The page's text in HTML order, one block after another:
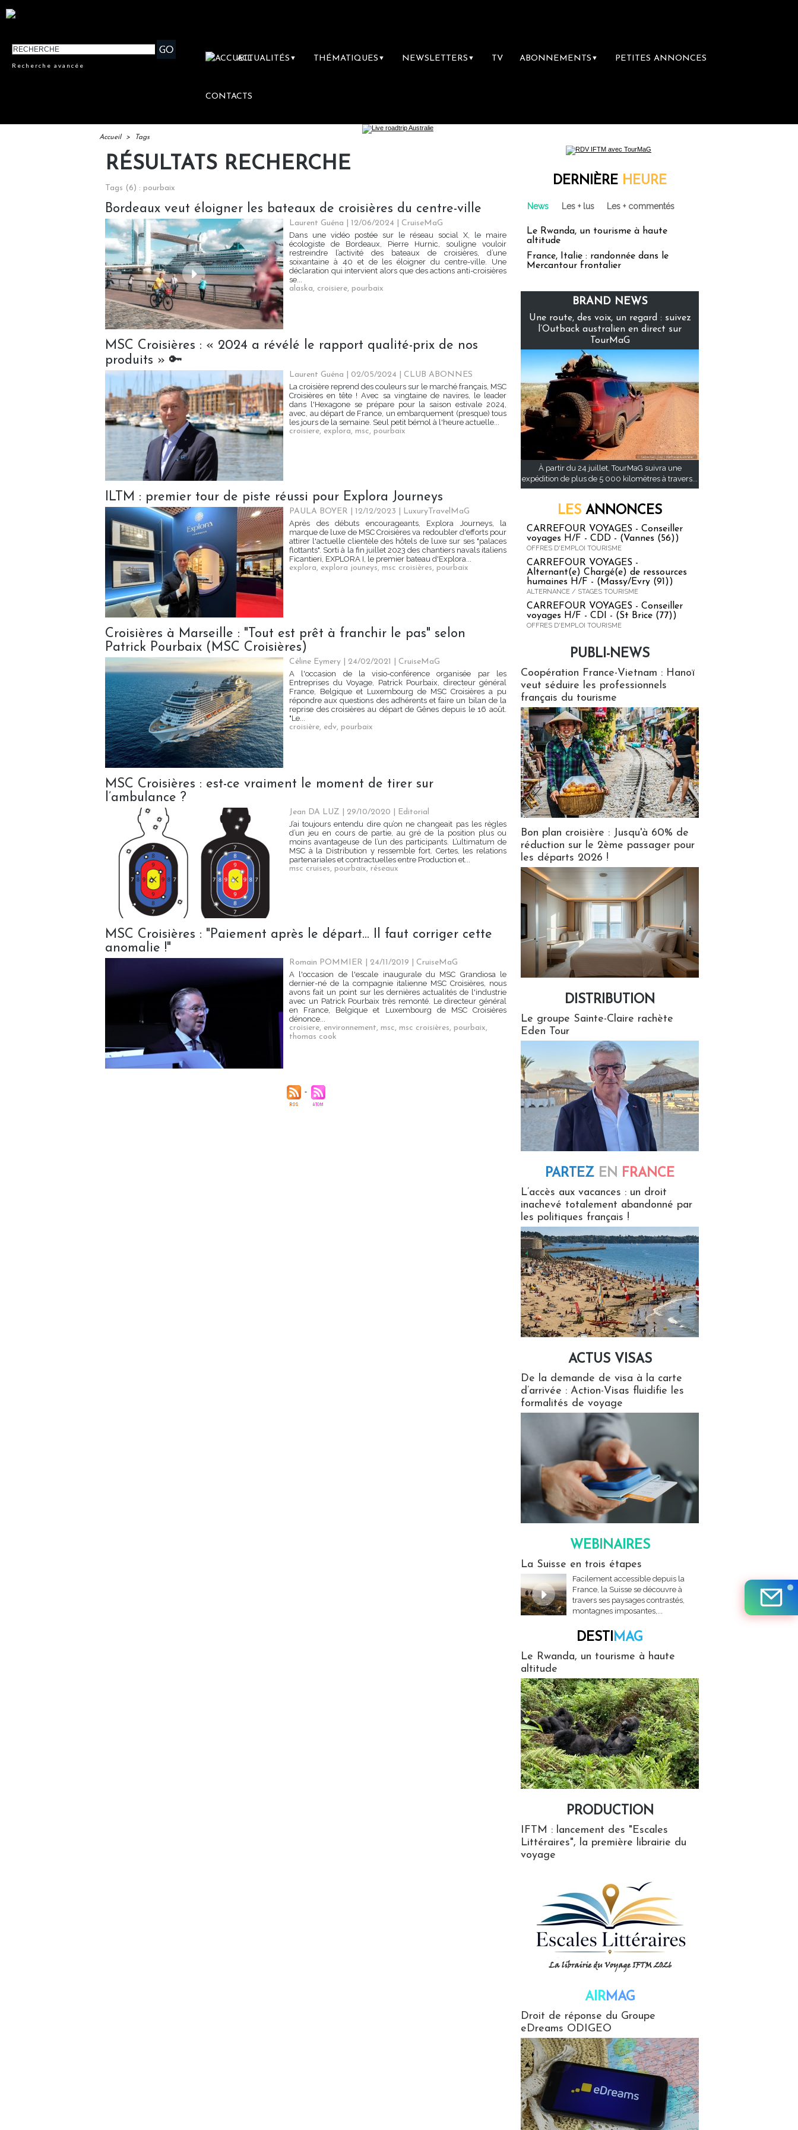
Recherche avancée
ACTUALITÉS ▼ THÉMATIQUES ▼ NEWSLETTERS ▼ TV ABONNEMENTS ▼ PETITES ANNONCES
CONTACTS
Accueil > Tags
RÉSULTATS RECHERCHE
Tags (6) : pourbaix
Bordeaux veut éloigner les bateaux de croisières du centre-ville
Laurent Guéna | 12/06/2024
CruiseMaG
Dans une vidéo postée sur le réseau social X, le maire
écologiste de Bordeaux, Pierre Hurnic, souligne vouloir
restreindre l’activité des bateaux de croisières, d’une
soixantaine à 40 et de les éloigner du centre-ville. Une
déclaration qui intervient alors que des actions anti-croisières
se...
alaska, croisiere, pourbaix
MSC Croisières : « 2024 a révélé le rapport qualité-prix de nos
produits » 🔑
Laurent Guéna | 02/05/2024
CLUB ABONNES
La croisière reprend des couleurs sur le marché français, MSC
Croisières en tête ! Avec sa vingtaine de navires, le leader
dans l'Hexagone se prépare pour la saison estivale 2024,
avec, au départ de France, un embarquement (presque) tous
les jours de la semaine. Seul petit bémol à l'heure actuelle...
croisiere, explora, msc, pourbaix
ILTM : premier tour de piste réussi pour Explora Journeys
PAULA BOYER | 12/12/2023
LuxuryTravelMaG
Après des débuts encourageants, Explora Journeys, la
marque de luxe de MSC Croisières va redoubler d'efforts pour
attirer l'actuelle clientèle des hôtels de luxe sur ses "palaces
flottants". Sorti à la fin juillet 2023 des chantiers navals italiens
Ficantieri, EXPLORA I, le premier bateau d'Explora...
explora, explora jouneys, msc croisières, pourbaix
Croisières à Marseille : "Tout est prêt à franchir le pas" selon
Patrick Pourbaix (MSC Croisières)
Céline Eymery | 24/02/2021
CruiseMaG
A l'occasion de la visio-conférence organisée par les
Entreprises du Voyage, Patrick Pourbaix, directeur général
France, Belgique et Luxembourg de MSC Croisières a pu
répondre aux questions des adhérents et faire un bilan de la
reprise des croisières au départ de Gênes depuis le 16 août.
"Le...
croisière, edv, pourbaix
MSC Croisières : est-ce vraiment le moment de tirer sur
l’ambulance ?
Jean DA LUZ | 29/10/2020
Editorial
J’ai toujours entendu dire qu’on ne changeait pas les règles
d’un jeu en cours de partie, au gré de la position plus ou
moins avantageuse de l’un des participants. L’ultimatum de
MSC à la Distribution y ressemble fort. Certes, les relations
partenariales et contractuelles entre Production et...
msc cruises, pourbaix, réseaux
MSC Croisières : "Paiement après le départ... Il faut corriger cette
anomalie !"
Romain POMMIER | 24/11/2019
CruiseMaG
A l'occasion de l'escale inaugurale du MSC Grandiosa le
dernier-né de la compagnie italienne MSC Croisières, nous
avons fait un point sur les dernières actualités de l'industrie
avec un Patrick Pourbaix très remonté. Le directeur général
en France, Belgique et Luxembourg de MSC Croisières
dénonce...
croisiere, environnement, msc, msc croisières, pourbaix,
thomas cook
DERNIÈRE HEURE
News Les + lus Les + commentés
Le Rwanda, un tourisme à haute
altitude
France, Italie : randonnée dans le
Mercantour frontalier
BRAND NEWS
Une route, des voix, un regard : suivez
l’Outback australien en direct sur
TourMaG
À partir du 24 juillet, TourMaG suivra une
expédition de plus de 5 000 kilomètres à travers...
LES ANNONCES
CARREFOUR VOYAGES - Conseiller
voyages H/F - CDD - (Vannes (56))
OFFRES D'EMPLOI TOURISME
CARREFOUR VOYAGES -
Alternant(e) Chargé(e) de ressources
humaines H/F - (Massy/Evry (91))
ALTERNANCE / STAGES TOURISME
CARREFOUR VOYAGES - Conseiller
voyages H/F - CDI - (St Brice (77))
OFFRES D'EMPLOI TOURISME
PUBLI-NEWS
Coopération France-Vietnam : Hanoï
veut séduire les professionnels
français du tourisme
Bon plan croisière : Jusqu'à 60% de
réduction sur le 2ème passager pour
les départs 2026 !
DISTRIBUTION
Le groupe Sainte-Claire rachète
Eden Tour
PARTEZ EN FRANCE
L’accès aux vacances : un droit
inachevé totalement abandonné par
les politiques français !
ACTUS VISAS
De la demande de visa à la carte
d’arrivée : Action-Visas fluidifie les
formalités de voyage
WEBINAIRES
La Suisse en trois étapes
Facilement accessible depuis la
France, la Suisse se découvre à
travers ses paysages contrastés,
montagnes imposantes,...
DESTIMAG
Le Rwanda, un tourisme à haute
altitude
PRODUCTION
IFTM : lancement des "Escales
Littéraires", la première librairie du
voyage
AIRMAG
Droit de réponse du Groupe
eDreams ODIGEO